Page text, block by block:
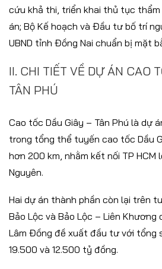
cứu khả thi, triển khai thủ tục
án; Bộ Kế hoạch và Đầu tư bố trí
UBND tỉnh Đồng Nai chuẩn bị mặt
II. CHI TIẾT VỀ DỰ ÁN CAO
TÂN PHÚ
Cao tốc Dầu Giây – Tân Phú là dự
trong tổng thể tuyến cao tốc Dầu
hơn 200 km, nhằm kết nối TP HCM
Nguyên.
Hai dự án thành phần còn lại trên
Bảo Lộc và Bảo Lộc – Liên
Lâm Đồng đề xuất đầu tư với tổng
19.500 và 12.500 tỷ đồng.